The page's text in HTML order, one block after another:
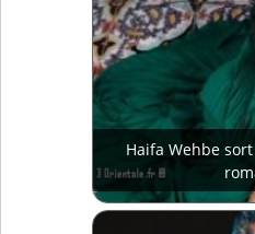
Haifa Wehbe